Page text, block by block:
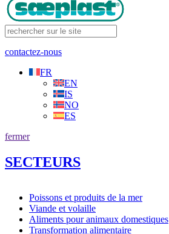
contactez-nous
FR
EN
IS
NO
ES
fermer
SECTEURS
Poissons et produits de la mer
Viande et volaille
Aliments pour animaux domestiques
Transformation alimentaire